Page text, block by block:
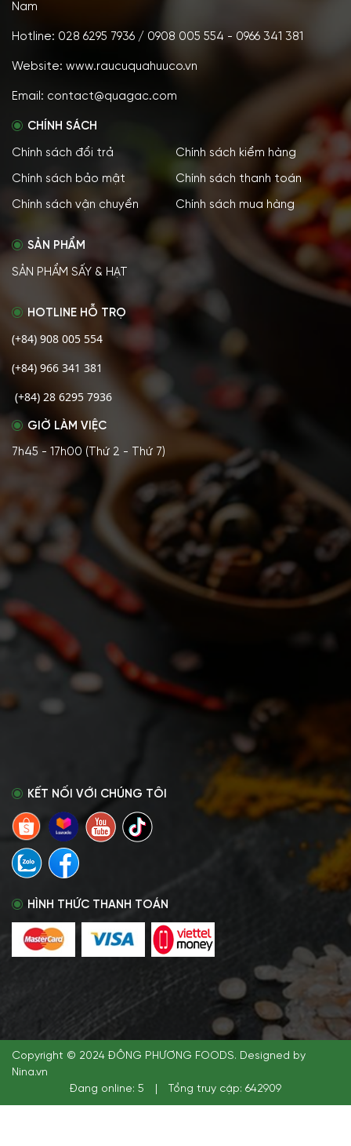
Nam
Hotline: 028 6295 7936 / 0908 005 554 - 0966 341 381
Website: www.raucuquahuuco.vn
Email: contact@quagac.com
CHÍNH SÁCH
Chính sách đổi trả Chính sách kiểm hàng
Chính sách bảo mật Chính sách thanh toán
Chính sách vận chuyển Chính sách mua hàng
SẢN PHẨM
SẢN PHẨM SẤY & HẠT
HOTLINE HỖ TRỌ
(+84) 908 005 554
(+84) 966 341 381
(+84) 28 6295 7936
GIỜ LÀM VIỆC
7h45 - 17h00 (Thứ 2 - Thứ 7)
KẾT NỐI VỚI CHÚNG TÔI
HÌNH THỨC THANH TOÁN
Copyright © 2024 ĐÔNG PHƯƠNG FOODS. Designed by
Nina.vn
Đang online: 5
Tổng truy cập: 642909